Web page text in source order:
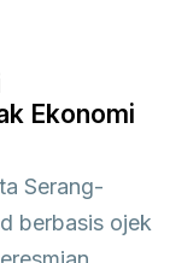
Ekonomi
Serang-
berbasis ojek